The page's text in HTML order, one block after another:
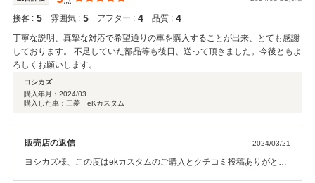
しく願いします！
接客 : 5 雰囲気 : 5 アフター : 4 品質 : 4
丁寧な説明、真摯な対応で希望通りの車を購入することが出来、とても感謝
しております。 不足していた部品等も後日、送って頂きました。今後ともよ
ろしくお願いします。
ヨシカズ
購入年月： 2024/03
購入した車：三菱 eKカスタム
販売店の返信 2024/03/21
ヨシカズ様、この度はekカスタムのご購入とクチコミ投稿ありがとう